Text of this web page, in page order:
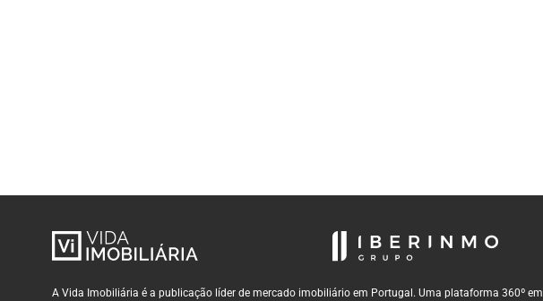
A Vida Imobiliária é a publicação líder de mercado imobiliário em Portugal. Uma plataforma 360º em